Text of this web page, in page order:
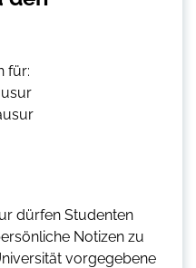
für:
dürfen Studenten
Notizen zu
vorgegebene